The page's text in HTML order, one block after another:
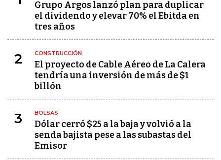
Grupo Argos lanzó plan para duplicar
el dividendo y elevar 70% el Ebitda en
tres años
2 CONSTRUCCIÓN
El proyecto de Cable Aéreo de La Calera
tendría una inversión de más de $1
billón
3 BOLSAS
Dólar cerró $25 a la baja y volvió a la
senda bajista pese a las subastas del
Emisor